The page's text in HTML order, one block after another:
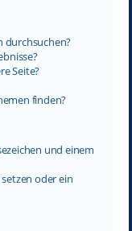
durchsuchen?
Seite?
finden?
und einem
oder ein